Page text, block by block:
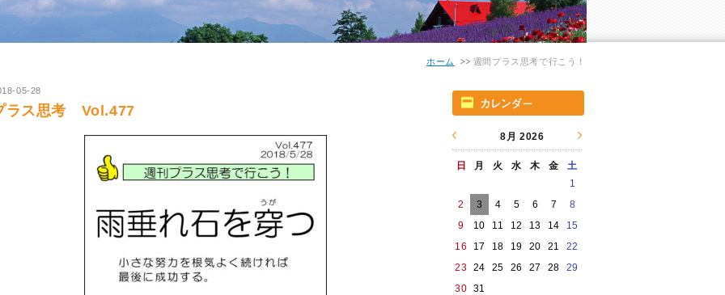
ホーム 週間プラス思考で行こう！
05-28
ラス思考 Vol.477
8月 2026
日 月 火 水 木 金
土
1
2
3 4 5 6 7
8
9
10 11 12 13 14
15
16
17 18 19 20 21
22
23 24 25 26 27 28
29
30 31